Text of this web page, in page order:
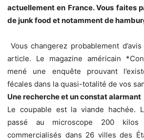
actuellement en France. Vous faites
de junk food et notamment de
Vous changerez probablement
article. Le magazine américain
mené une enquête prouvant
fécales dans la quasi-totalité de vos
Une recherche et un constat alarmant
Le coupable est la viande hachée.
passé au microscope 200
commercialisés dans 26 villes des